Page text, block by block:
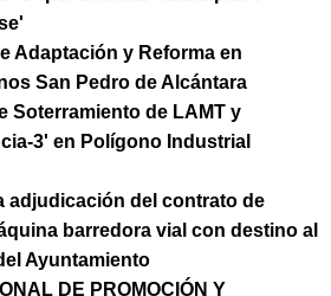
Adaptación y Reforma en
San Pedro de Alcántara
Soterramiento de LAMT y
3' en Polígono Industrial
adjudicación del contrato de
barredora vial con destino al
Ayuntamiento
DE PROMOCIÓN Y